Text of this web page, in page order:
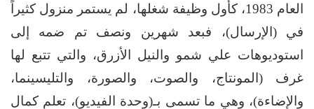
العام 1983، كأول وظيفة شغلها، لم يستمر منزول كثيراً
في (الإرسال)، فبعد شهرين ونصف تم ضمه إلى
استوديوهات علي شمو والنيل الأزرق، والتي تتبع لها
غرف (المونتاج، والصوت، والصورة، والتليسينما،
والإضاءة)، وهي ما تسمى بـ(وحدة الفيديو)، تعلم كمال